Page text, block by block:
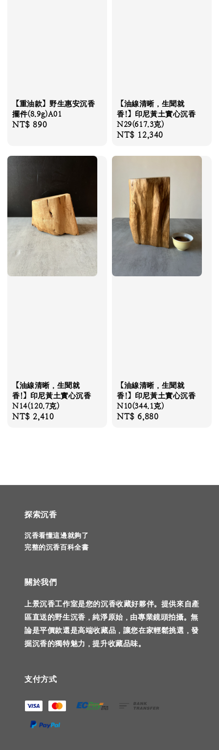
【重油款】野生惠安沉香
擺件(8.9g)A01
Regular
NT$ 890
【油線清晰，生聞就
香!】印尼黃土實心沉香
N29(617.3克)
Regular
NT$ 12,340
【油線清晰，生聞就
香!】印尼黃土實心沉香
N14(120.7克)
Regular
NT$ 2,410
【油線清晰，生聞就
香!】印尼黃土實心沉香
N10(344.1克)
Regular
NT$ 6,880
探索沉香
沉香看懂這邊就夠了
完整的沉香百科全書
關於我們
上景沉香工作室是您的沉香收藏好夥伴。提供來自產
區直送的野生沉香，純淨原始，由專業鏡頭拍攝。無
論是平價款還是高端收藏品，讓您在家輕鬆挑選，發
掘沉香的獨特魅力，提升收藏品味。
支付方式